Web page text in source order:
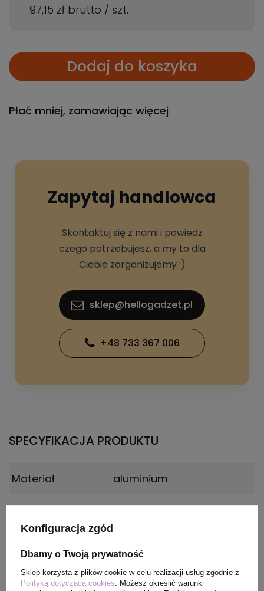
97,15 zł brutto / szt.
Dodaj do koszyka
Płać mniej, zamawiając więcej
Zapytaj handlowca
Skontaktuj się z nami i powiedz
czego potrzebujesz, a my to dla
Ciebie zorganizujemy :)
sklep@hellogadzet.pl
+48 733 367 006
SPECYFIKACJA PRODUKTU
Materiał aluminium
Wymiary
produktu
25,4 x ø 3 cm
PAKOWANIE
Konfiguracja zgód
Dbamy o Twoją prywatność
Sklep korzysta z plików cookie w celu realizacji usług zgodnie z
Polityką dotyczącą cookies. Możesz określić warunki